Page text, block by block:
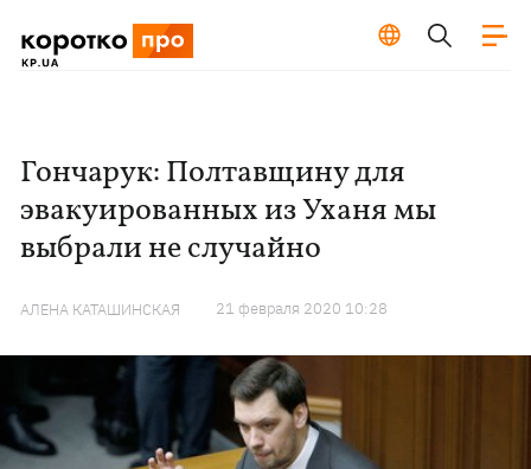
Гончарук: Полтавщину для
эвакуированных из Уханя мы
выбрали не случайно
АЛЕНА КАТАШИНСКАЯ 21 февраля 2020 10:28